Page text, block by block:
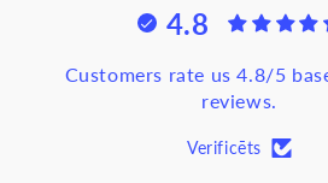
Pawbol
81mm,
Pawbol
4.8
Customers rate us 4.8/5
reviews.
Verificēts